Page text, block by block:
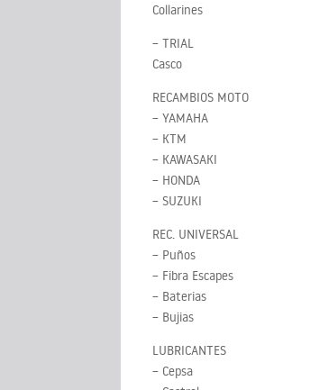
Collarines
– TRIAL
Casco
RECAMBIOS MOTO
– YAMAHA
– KTM
– KAWASAKI
– HONDA
– SUZUKI
REC. UNIVERSAL
– Puños
– Fibra Escapes
– Baterias
– Bujias
LUBRICANTES
– Cepsa